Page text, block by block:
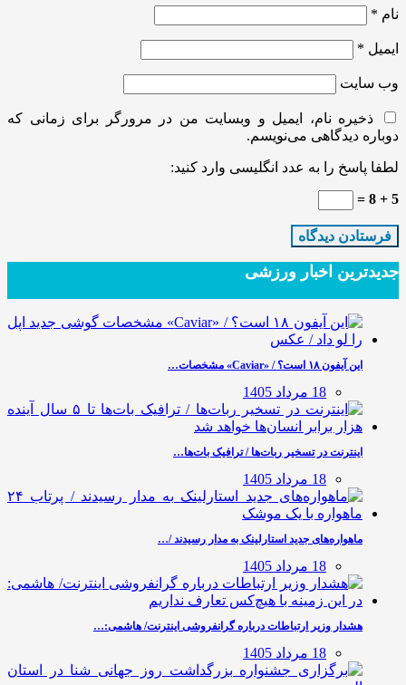
نام *
ایمیل *
وب‌ سایت
ذخیره نام، ایمیل و وبسایت من در مرورگر برای زمانی که
دوباره دیدگاهی می‌نویسم.
لطفا پاسخ را به عدد انگلیسی وارد کنید:
5 + 8 =
جدیدترین‌ اخبار ورزشی
این آیفون ۱۸ است؟ / «Caviar» مشخصات…
18 مرداد 1405
اینترنت در تسخیر ربات‌ها / ترافیک بات‌ها…
18 مرداد 1405
ماهواره‌های جدید استارلینک به مدار رسیدند /…
18 مرداد 1405
هشدار وزیر ارتباطات درباره گرانفروشی اینترنت/ هاشمی:…
18 مرداد 1405